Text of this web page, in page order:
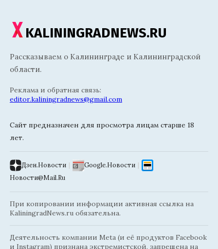
KALININGRADNEWS.RU
Рассказываем о Калининграде и Калининградской
области.
Реклама и обратная связь:
editor.kaliningradnews@gmail.com
Сайт предназначен для просмотра лицам старше 18
лет.
Дзен.Новости | Google.Новости |
Новости@Mail.Ru
При копировании информации активная ссылка на
KaliningradNews.ru обязательна.
Деятельность компании Meta (и её продуктов Facebook
и Instagram) признана экстремистской, запрещена на